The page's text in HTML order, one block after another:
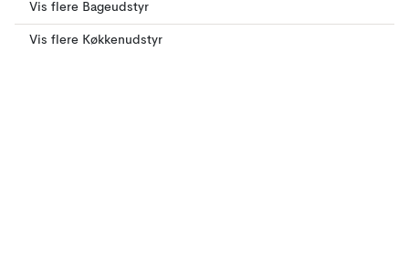
Vis flere Bageudstyr
Vis flere Køkkenudstyr